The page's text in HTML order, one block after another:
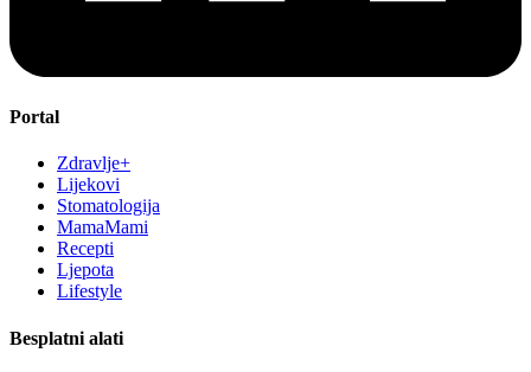
Portal
Zdravlje+
Lijekovi
Stomatologija
MamaMami
Recepti
Ljepota
Lifestyle
Besplatni alati